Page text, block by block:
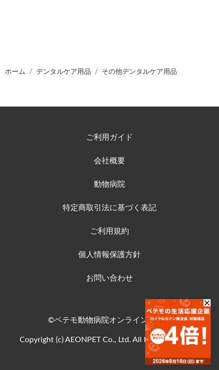
ホーム デンタルケア用品 その他デンタルケア用品
ご利用ガイド
会社概要
動物病院
特定商取引法に基づく表記
ご利用規約
個人情報保護方針
お問い合わせ
©ペテモ動物病院オンラインストア
Copyright (c) AEONPET Co., Ltd. All Rights Reserved.